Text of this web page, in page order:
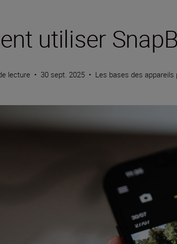
utiliser
lecture • 30 sept. 2025 • Les bases des appareils